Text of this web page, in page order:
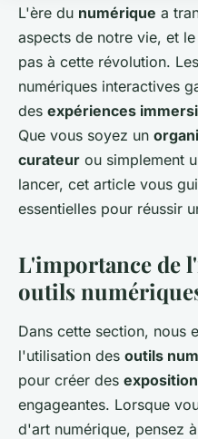
L'ère du numérique a
aspects de notre vie, et
pas à cette révolution. Les
numériques interactives
des expériences
Que vous soyez un
curateur ou simplement
lancer, cet article vous
essentielles pour réussir
L'importance de
outils
Dans cette section, nous
l'utilisation des outils
pour créer des
engageantes. Lorsque
d'art numérique, pensez